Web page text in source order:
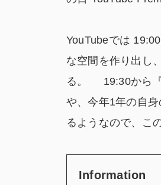
YouTubeでは
な空間を作り出し
る。
19:30から
や、今年1年の自
るようなので、こ
Information